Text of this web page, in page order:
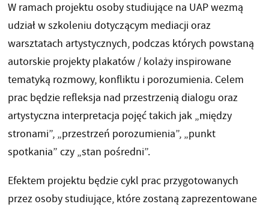
W ramach projektu osoby studiujące na UAP wezmą
udział w szkoleniu dotyczącym mediacji oraz
warsztatach artystycznych, podczas których powstaną
autorskie projekty plakatów / kolaży inspirowane
tematyką rozmowy, konfliktu i porozumienia. Celem
prac będzie refleksja nad przestrzenią dialogu oraz
artystyczna interpretacja pojęć takich jak „między
stronami”, „przestrzeń porozumienia”, „punkt
spotkania” czy „stan pośredni”.
Efektem projektu będzie cykl prac przygotowanych
przez osoby studiujące, które zostaną zaprezentowane